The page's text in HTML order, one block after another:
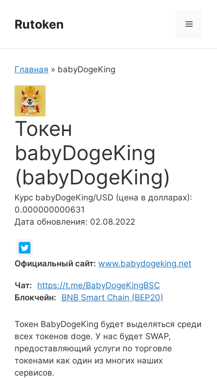
содержимому
Rutoken Меню
Главная » babyDogeKing
Токен
babyDogeKing
(babyDogeKing)
Курс babyDogeKing/USD (цена в долларах):
0.000000000631
Дата обновления: 02.08.2022
Официальный сайт: www.babydogeking.net
Чат:
https://t.me/BabyDogeKingBSC
Блокчейн:
BNB Smart Chain (BEP20)
Токен BabyDogeKing будет выделяться среди
всех токенов doge. У нас будет SWAP,
предоставляющий услуги по торговле
токенами как один из многих наших
сервисов.